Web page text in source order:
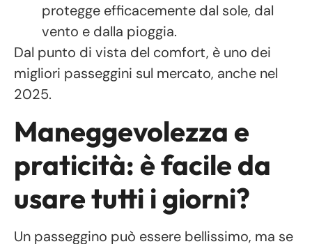
protegge efficacemente dal sole, dal
vento e dalla pioggia.
Dal punto di vista del comfort, è uno dei
migliori passeggini sul mercato, anche nel
2025.
Maneggevolezza e
praticità: è facile da
usare tutti i giorni?
Un passeggino può essere bellissimo, ma se